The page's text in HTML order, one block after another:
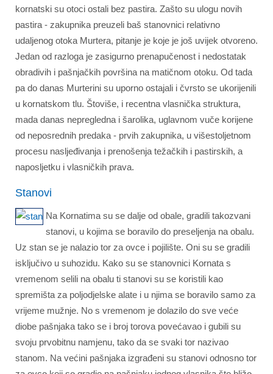
kornatski su otoci ostali bez pastira. Zašto su ulogu novih
pastira - zakupnika preuzeli baš stanovnici relativno
udaljenog otoka Murtera, pitanje je koje je još uvijek otvoreno.
Jedan od razloga je zasigurno prenapučenost i nedostatak
obradivih i pašnjačkih površina na matičnom otoku. Od tada
pa do danas Murterini su uporno ostajali i čvrsto se ukorijenili
u kornatskom tlu. Štoviše, i recentna vlasnička struktura,
mada danas nepregledna i šarolika, uglavnom vuče korijene
od neposrednih predaka - prvih zakupnika, u višestoljetnom
procesu nasljeđivanja i prenošenja težačkih i pastirskih, a
naposljetku i vlasničkih prava.
Stanovi
Na Kornatima su se dalje od obale, gradili takozvani
stanovi, u kojima se boravilo do preseljenja na obalu.
Uz stan se je nalazio tor za ovce i pojilište. Oni su se gradili
isključivo u suhozidu. Kako su se stanovnici Kornata s
vremenom selili na obalu ti stanovi su se koristili kao
spremišta za poljodjelske alate i u njima se boravilo samo za
vrijeme mužnje. No s vremenom je dolazilo do sve veće
diobe pašnjaka tako se i broj torova povećavao i gubili su
svoju prvobitnu namjenu, tako da se svaki tor nazivao
stanom. Na većini pašnjaka izgrađeni su stanovi odnosno tor